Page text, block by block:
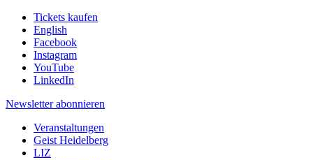
Tickets kaufen
English
Facebook
Instagram
YouTube
LinkedIn
Newsletter abonnieren
Veranstaltungen
Geist Heidelberg
LIZ